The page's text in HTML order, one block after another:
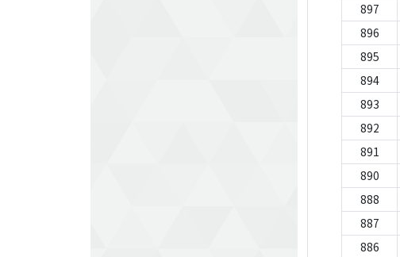
897
896
895
894
893
892
891
890
888
887
886